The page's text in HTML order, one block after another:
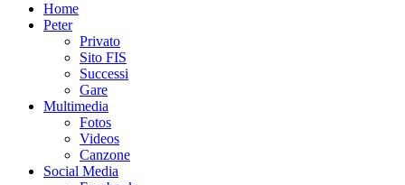
Home
Peter
Privato
Sito FIS
Successi
Gare
Multimedia
Fotos
Videos
Canzone
Social Media